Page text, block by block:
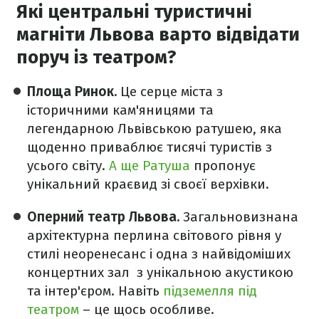
Які центральні туристичні
магніти Львова варто відвідати
поруч із театром?
Площа Ринок. Це серце міста з
історичними кам'яницями та
легендарною Львівською ратушею, яка
щоденно приваблює тисячі туристів з
усього світу.​ А ще Ратуша пропонує
унікальний краєвид зі своєї верхівки.
Оперний театр Львова. Загальновизнана
архітектурна перлина світового рівня у
стилі неоренесанс і одна з найвідоміших
концертних зал з унікальною акустикою
та інтер'єром. Навіть підземелля під
театром – це щось особливе.